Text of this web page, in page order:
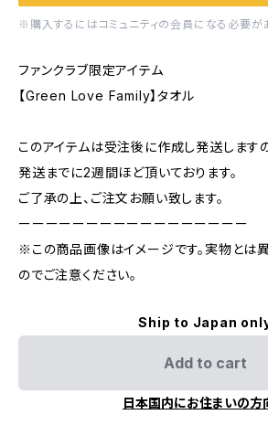
※購入するにはコミュニティの会員になる必要が
ファンクラブ限定アイテム
【Green Love Family】タオル
このアイテムは受注後に作成し発送します
発送までに2週間ほど頂いております。
ご了承の上、ご注文お願い致します。
ーーーーーーーーーーーーーーーーー
※この商品画像はイメージです。実物とは
のでご注意ください。
Ship to Japan
Add to cart
日本国内にお住まいの方